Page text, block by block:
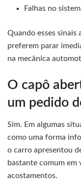
Falhas no
Quando esses sinais
preferem parar
na mecânica
O capô
um pedido
Sim. Em algumas
como uma forma
o carro apresentou
bastante comum em
acostamentos.